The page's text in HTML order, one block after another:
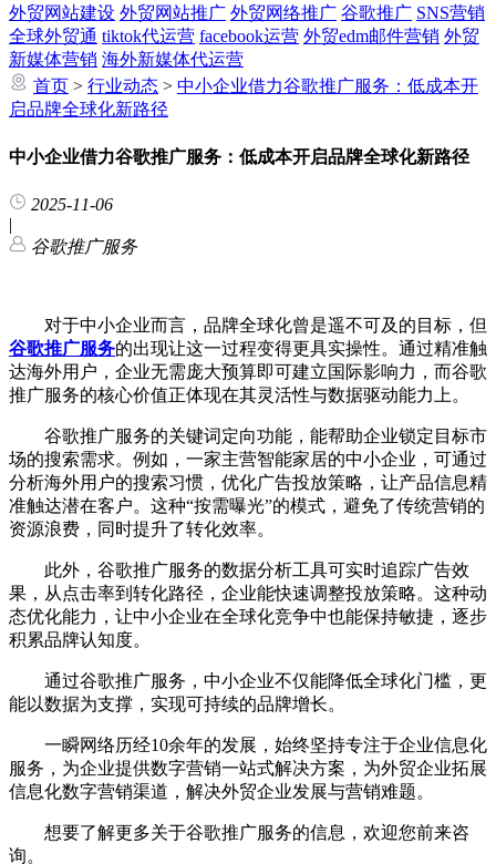
外贸网站建设 外贸网站推广 外贸网络推广 谷歌推广 SNS营销
全球外贸通 tiktok代运营 facebook运营 外贸edm邮件营销 外贸
新媒体营销 海外新媒体代运营
首页 > 行业动态 > 中小企业借力谷歌推广服务：低成本开
启品牌全球化新路径
中小企业借力谷歌推广服务：低成本开启品牌全球化新路径
2025-11-06
|
谷歌推广服务
对于中小企业而言，品牌全球化曾是遥不可及的目标，但
谷歌推广服务的出现让这一过程变得更具实操性。通过精准触
达海外用户，企业无需庞大预算即可建立国际影响力，而谷歌
推广服务的核心价值正体现在其灵活性与数据驱动能力上。
谷歌推广服务的关键词定向功能，能帮助企业锁定目标市
场的搜索需求。例如，一家主营智能家居的中小企业，可通过
分析海外用户的搜索习惯，优化广告投放策略，让产品信息精
准触达潜在客户。这种“按需曝光”的模式，避免了传统营销的
资源浪费，同时提升了转化效率。
此外，谷歌推广服务的数据分析工具可实时追踪广告效
果，从点击率到转化路径，企业能快速调整投放策略。这种动
态优化能力，让中小企业在全球化竞争中也能保持敏捷，逐步
积累品牌认知度。
通过谷歌推广服务，中小企业不仅能降低全球化门槛，更
能以数据为支撑，实现可持续的品牌增长。
一瞬网络历经10余年的发展，始终坚持专注于企业信息化
服务，为企业提供数字营销一站式解决方案，为外贸企业拓展
信息化数字营销渠道，解决外贸企业发展与营销难题。
想要了解更多关于谷歌推广服务的信息，欢迎您前来咨
询。